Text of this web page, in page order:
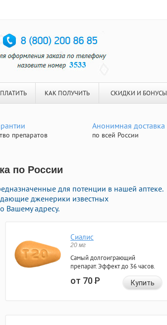
КАК ПОЛУЧИТЬ СКИДКИ И БОНУСЫ
препаратов
Анонимная доставка
по всей России
по России
для потенции в нашей аптеке.
дженерики известных
Вашему адресу.
Сиалис
20 мг
Самый долгоиграющий
препарат. Эффект до 36 часов.
от 70Р Купить